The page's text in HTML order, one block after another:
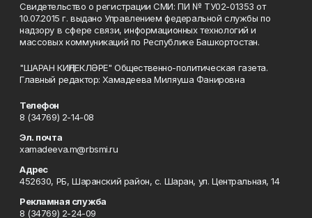
Свидетельство о регистрации СМИ: ПИ № ТУ02-01353 от
10.07.2015 г. выдано Управлением федеральной службы по
надзору в сфере связи, информационных технологий и
массовых коммуникаций по Республике Башкортостан.
"ШАРАН КИҢЛЕКЛӘРЕ" Общественно-политическая газета.
Главный редактор: Хамадеева Миляуша Фанировна
Телефон
8 (34769) 2-14-08
Эл. почта
xamadeeva.m@rbsmi.ru
Адрес
452630, РБ, Шаранский район, с. Шаран, ул. Центральная, 14
Рекламная служба
8 (34769) 2-24-09